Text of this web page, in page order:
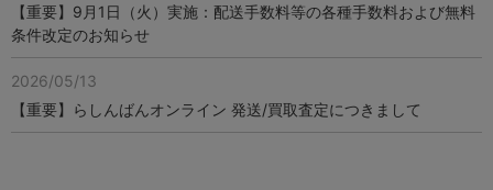
【重要】9月1日（火）実施：配送手数料等の各種手数料および無料
条件改定のお知らせ
2026/05/13
【重要】らしんばんオンライン 発送/買取査定につきまして